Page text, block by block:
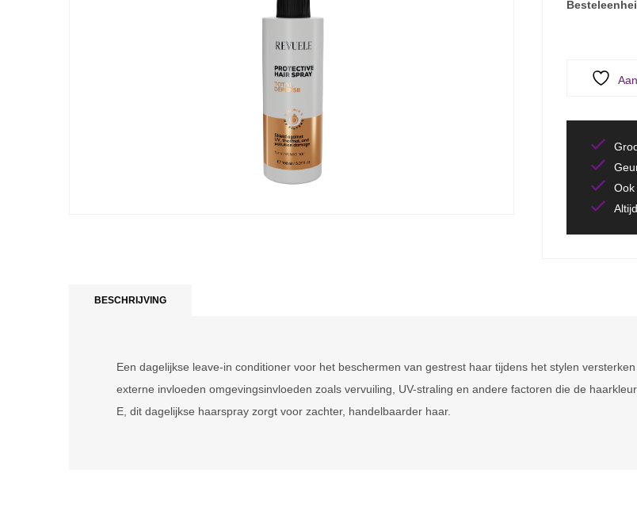
Ook
BESCHRIJVING
Een dagelijkse leave-in conditioner voor het beschermen van gestrest haar tijdens het stylen
externe invloeden omgevingsinvloeden zoals vervuiling, UV-straling en andere factoren die de
E, dit dagelijkse haarspray zorgt voor zachter, handelbaarder haar.